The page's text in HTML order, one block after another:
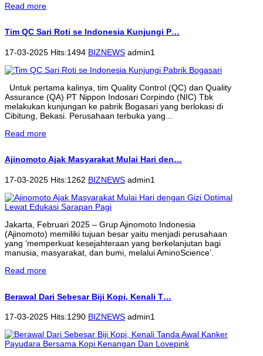
Read more
Tim QC Sari Roti se Indonesia Kunjungi P…
17-03-2025 Hits:1494 BIZNEWS admin1
Untuk pertama kalinya, tim Quality Control (QC) dan Quality
Assurance (QA) PT Nippon Indosari Corpindo (NIC) Tbk
melakukan kunjungan ke pabrik Bogasari yang berlokasi di
Cibitung, Bekasi. Perusahaan terbuka yang...
Read more
Ajinomoto Ajak Masyarakat Mulai Hari den…
17-03-2025 Hits:1262 BIZNEWS admin1
Jakarta, Februari 2025 – Grup Ajinomoto Indonesia
(Ajinomoto) memiliki tujuan besar yaitu menjadi perusahaan
yang ‘memperkuat kesejahteraan yang berkelanjutan bagi
manusia, masyarakat, dan bumi, melalui AminoScience’.
Read more
Berawal Dari Sebesar Biji Kopi, Kenali T…
17-03-2025 Hits:1290 BIZNEWS admin1